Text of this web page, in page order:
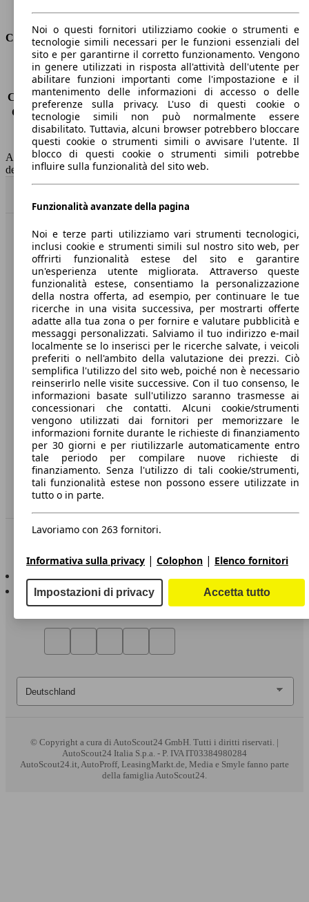
Consumi
Emissioni di CO2*
-
Consumo (urbano)
-
Consumo (extra-urbano) -
Consumo (combinato)*
Classe di emissione
Euro 6
Capacità del serbatoio
50 l
AutoScout24 non si assume alcuna responsabilità per la correttezza
dei dati.
Benvenuti su AutoScout24, il mercato auto europeo.
Società
A proposito di AutoScout24
Stampa
Media
Condizioni generali
Informazioni
Privacy
Dichiarazione di Accessibilità
Servizi
Area rivenditori
Sempre con te
AutoScout24 per Android
© Copyright a cura di AutoScout24 GmbH. Tutti i diritti riservati. |
AutoScout24 Italia S.p.a. - P. IVA IT03384980284
AutoScout24.it, AutoProff, LeasingMarkt.de, Media e Smyle fanno parte
della famiglia AutoScout24.
Noi o questi fornitori utilizziamo cookie o strumenti e
tecnologie simili necessari per le funzioni essenziali del
sito e per garantirne il corretto funzionamento. Vengono
in genere utilizzati in risposta all'attività dell'utente per
abilitare funzioni importanti come l'impostazione e il
mantenimento delle informazioni di accesso o delle
preferenze sulla privacy. L'uso di questi cookie o
tecnologie simili non può normalmente essere
disabilitato. Tuttavia, alcuni browser potrebbero bloccare
questi cookie o strumenti simili o avvisare l'utente. Il
blocco di questi cookie o strumenti simili potrebbe
influire sulla funzionalità del sito web.
Funzionalità avanzate della pagina
Noi e terze parti utilizziamo vari strumenti tecnologici,
inclusi cookie e strumenti simili sul nostro sito web, per
offrirti funzionalità estese del sito e garantire
un'esperienza utente migliorata. Attraverso queste
funzionalità estese, consentiamo la personalizzazione
della nostra offerta, ad esempio, per continuare le tue
ricerche in una visita successiva, per mostrarti offerte
adatte alla tua zona o per fornire e valutare pubblicità e
messaggi personalizzati. Salviamo il tuo indirizzo e-mail
localmente se lo inserisci per le ricerche salvate, i veicoli
preferiti o nell'ambito della valutazione dei prezzi. Ciò
semplifica l'utilizzo del sito web, poiché non è necessario
reinserirlo nelle visite successive. Con il tuo consenso, le
informazioni basate sull'utilizzo saranno trasmesse ai
concessionari che contatti. Alcuni cookie/strumenti
vengono utilizzati dai fornitori per memorizzare le
informazioni fornite durante le richieste di finanziamento
per 30 giorni e per riutilizzarle automaticamente entro
tale periodo per compilare nuove richieste di
finanziamento. Senza l'utilizzo di tali cookie/strumenti,
tali funzionalità estese non possono essere utilizzate in
tutto o in parte.
Lavoriamo con 263 fornitori.
Informativa sulla privacy | Colophon | Elenco fornitori
Impostazioni di privacy Accetta tutto